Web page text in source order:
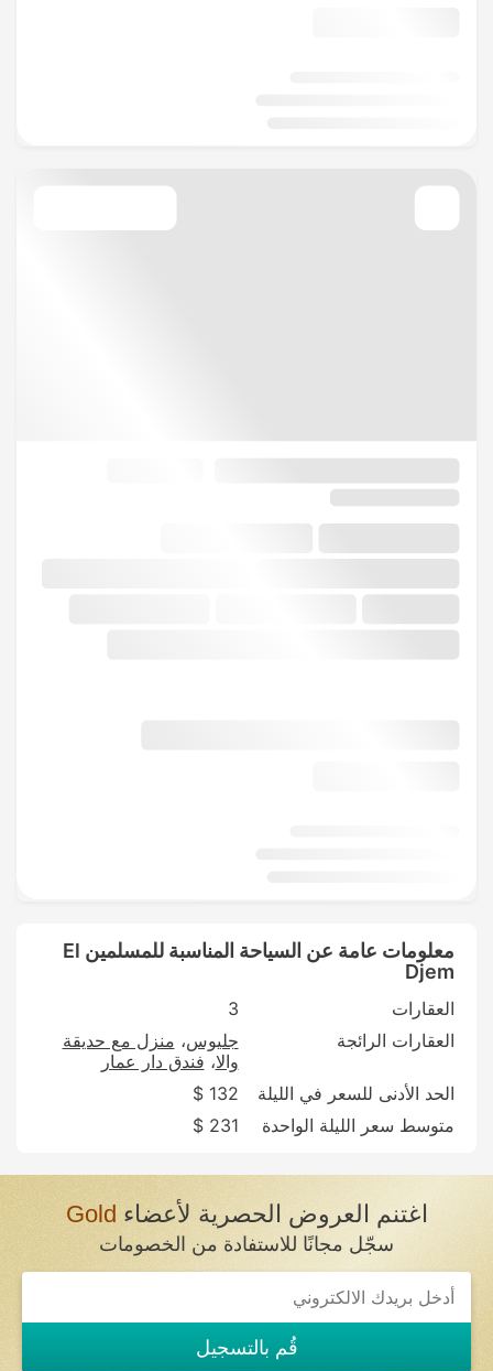
معلومات عامة عن السياحة المناسبة للمسلمين El
Djem
العقارات
3
العقارات الرائجة
جليوس منزل مع حديقة
والا فندق دار عمار
الحد الأدنى للسعر في الليلة
132 $
متوسط سعر الليلة الواحدة
231 $
اغتنم العروض الحصرية لأعضاءGold
سجّل مجانًا للاستفادة من الخصومات
قُم بالتسجيل